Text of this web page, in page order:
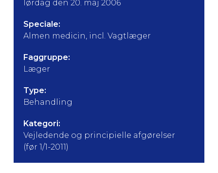
lørdag den 20. maj 2006
Speciale:
Almen medicin, incl. Vagtlæger
Faggruppe:
Læger
Type:
Behandling
Kategori:
Vejledende og principielle afgørelser
(før 1/1-2011)